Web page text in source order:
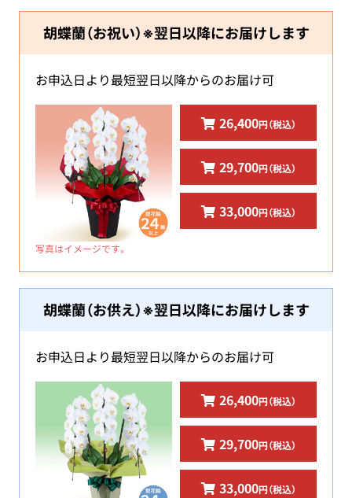
胡蝶蘭（お祝い）※翌日以降にお届けします
お申込日より最短翌日以降からのお届け可
写真はイメージです。
26,400円（税込）
29,700円（税込）
33,000円（税込）
胡蝶蘭（お供え）※翌日以降にお届けします
お申込日より最短翌日以降からのお届け可
26,400円（税込）
29,700円（税込）
33,000円（税込）